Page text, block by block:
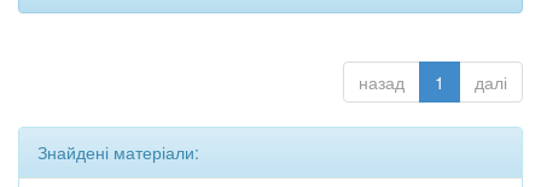
назад 1 далі
Знайдені матеріали: